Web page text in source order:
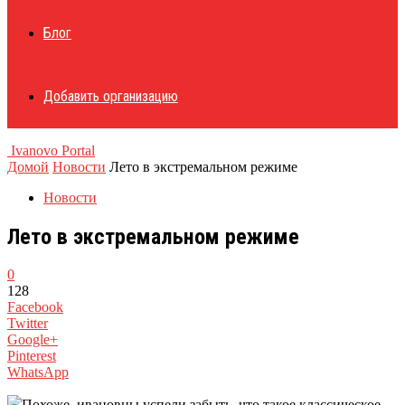
Блог
Добавить организацию
Ivanovo Portal
Домой Новости Лето в экстремальном режиме
Новости
Лето в экстремальном режиме
0
128
Facebook
Twitter
Google+
Pinterest
WhatsApp